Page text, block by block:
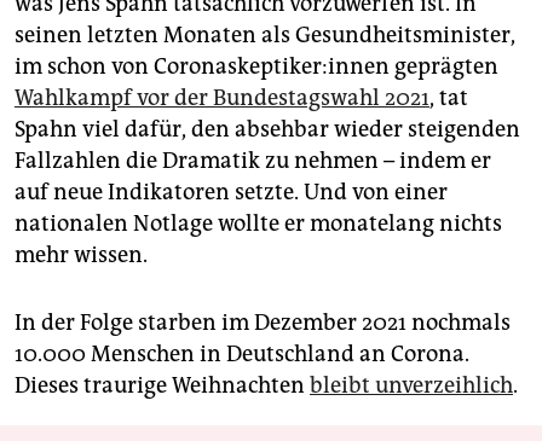
seinen letzten Monaten als Gesundheitsminister,
im schon von Co­ro­na­skep­ti­ke­r:in­nen geprägten
Wahlkampf vor der Bundestagswahl 2021, tat
Spahn viel dafür, den absehbar wieder steigenden
Fallzahlen die Dramatik zu nehmen – indem er
auf neue Indikatoren setzte. Und von einer
nationalen Notlage wollte er monatelang nichts
mehr wissen.
In der Folge starben im Dezember 2021 nochmals
10.000 Menschen in Deutschland an Corona.
Dieses traurige Weihnachten bleibt unverzeihlich.